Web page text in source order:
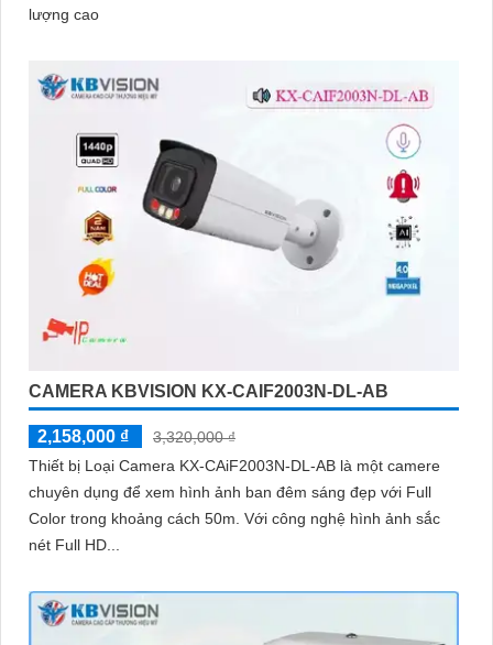
lượng cao
CAMERA KBVISION KX-CAIF2003N-DL-AB
2,158,000 ₫
3,320,000 ₫
Thiết bị Loại Camera KX-CAiF2003N-DL-AB là một camere
chuyên dụng để xem hình ảnh ban đêm sáng đẹp với Full
Color trong khoảng cách 50m. Với công nghệ hình ảnh sắc
nét Full HD...